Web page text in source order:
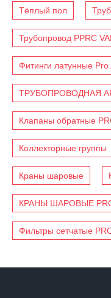
Тёплый пол
Трубопровод PPRC
Фитинги латунные Pro
ТРУБОПРОВОДНАЯ
Клапаны обратные
Коллекторные группы
Краны шаровые
КРАНЫ ШАРОВЫЕ
Фильтры сетчатые